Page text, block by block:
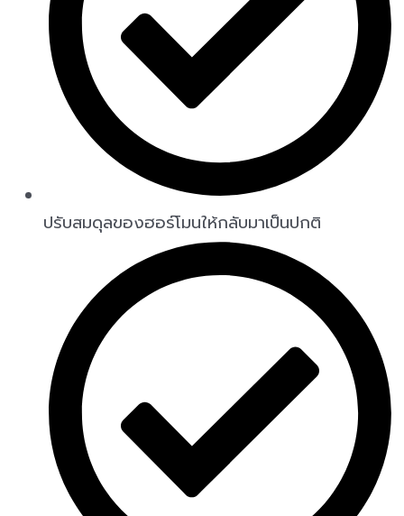
ปรับสมดุลของฮอร์โมนให้กลับมาเป็นปกติ